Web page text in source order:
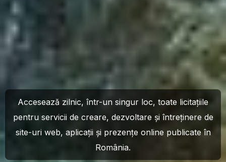
Accesează zilnic, într-un singur loc, toate licitațiile
pentru servicii de creare, dezvoltare și întreținere de
site-uri web, aplicații și prezențe online publicate în
România.